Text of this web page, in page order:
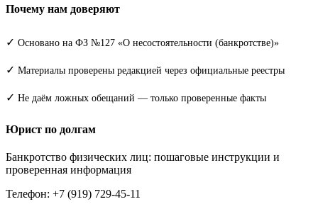
Почему нам доверяют
✓ Основано на ФЗ №127 «О несостоятельности (банкротстве)»
✓ Материалы проверены редакцией через официальные реестры
✓ Не даём ложных обещаний — только проверенные факты
Юрист по долгам
Банкротство физических лиц: пошаговые инструкции и
проверенная информация
Телефон: +7 (919) 729-45-11